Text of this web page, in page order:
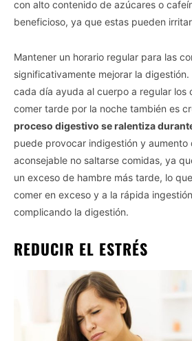
con alto contenido de azúcares o
beneficioso, ya que estas pueden
Mantener un horario regular para las
significativamente mejorar la digestión.
cada día ayuda al cuerpo a regular los
comer tarde por la noche también es
proceso digestivo se ralentiza
puede provocar indigestión y aumento
aconsejable no saltarse comidas, ya
un exceso de hambre más tarde, lo
comer en exceso y a la rápida
complicando la digestión.
REDUCIR EL ESTRÉS